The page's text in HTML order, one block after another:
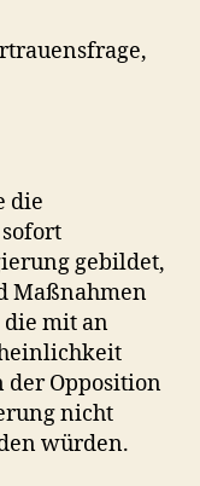
die
gebildet,
Maßnahmen
die mit an
der Opposition
nicht
würden.